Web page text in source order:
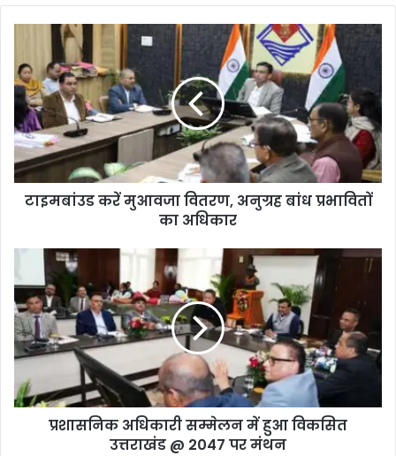
टाइमबांउड करें मुआवजा वितरण, अनुग्रह बांध प्रभावितों
का अधिकार
प्रशासनिक अधिकारी सम्मेलन में हुआ विकसित
उत्तराखंड @ 2047 पर मंथन